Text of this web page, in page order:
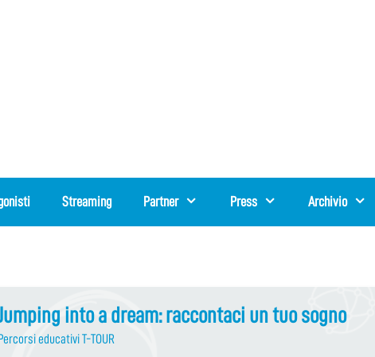
Streaming Partner Press Archivio
into a dream: raccontaci un tuo sogno
educativi T-TOUR